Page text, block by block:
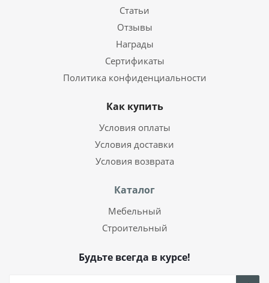
Статьи
Отзывы
Награды
Сертификаты
Политика конфиденциальности
Как купить
Условия оплаты
Условия доставки
Условия возврата
Каталог
Мебельный
Строительный
Будьте всегда в курсе!